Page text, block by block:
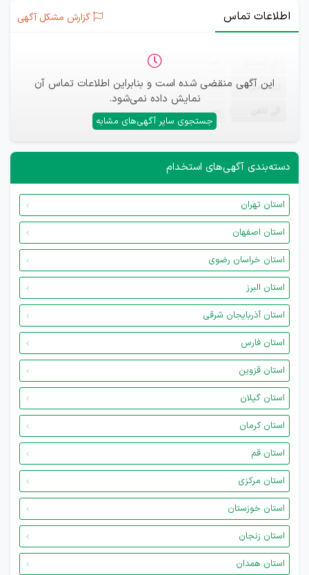
اطلاعات تماس گزارش مشکل آگهی
این آگهی منقضی شده است و بنابراین اطلاعات تماس آن
نمایش داده نمی‌شود.
جستجوی سایر آگهی‌های مشابه
ایمیل —
—
دسته‌بندی آگهی‌های استخدام
استان تهران
استان اصفهان
استان خراسان رضوی
استان البرز
استان آذربایجان شرقی
استان فارس
استان قزوین
استان گیلان
استان کرمان
استان قم
استان مرکزی
استان خوزستان
استان زنجان
استان همدان